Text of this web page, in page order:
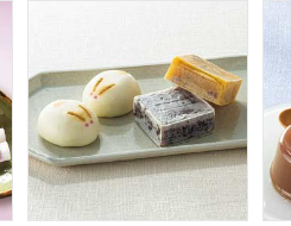
合せ【夏の贈りもの・お中元
金澤 福うさぎ 金の福うさぎ